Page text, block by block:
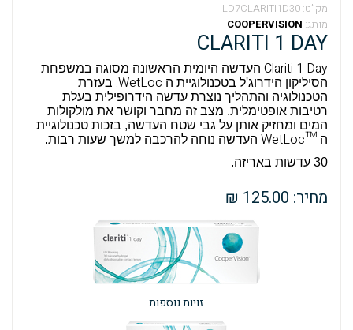
מק”ט: LD7CLARITI1D30
מותג: COOPERVISION
CLARITI 1 DAY
Clariti 1 Day העדשה היומית הראשונה מסוגה במשפחת
הסיליקון הידרוג'ל בטכנולוגיית ה WetLoc. בעזרת
הטכנולוגיה והתהליך נוצרת עדשה הידרופילית בעלת
רטיבות אופטימלית. מצב זה מחבר וקושר את מולקולות
המים ומחזיק אותן על גבי שטח העדשה, בזכות טכנולוגיית
ה ™WetLoc
העדשה נוחה להרכבה למשך שעות רבות.
30 עדשות באריזה.
מחיר: 125.00 ₪
זויות נוספות